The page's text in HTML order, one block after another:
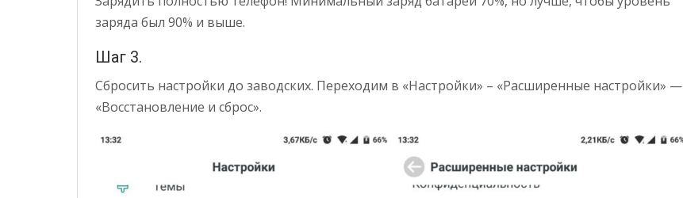
заряда был 90% и выше.
Шаг 3.
Сбросить настройки до заводских. Переходим в «Настройки» – «Расширенные настройки» —
«Восстановление и сброс».